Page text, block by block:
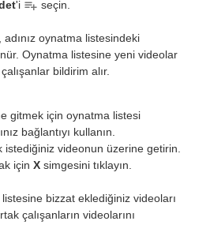
'i seçin.
oynatma listesindeki
Oynatma listesine yeni videolar
bildirim alır.
gitmek için oynatma listesi
bağlantıyı kullanın.
istediğiniz videonun üzerine getirin.
için Xsimgesini tıklayın.
bizzat eklediğiniz videoları
çalışanların videolarını